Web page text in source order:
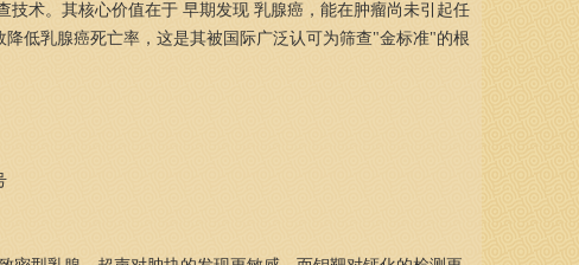
技术。其核心价值在于 早期发现 乳腺癌，能在肿瘤尚未引起任
低乳腺癌死亡率，这是其被国际广泛认可为筛查"金标准"的根